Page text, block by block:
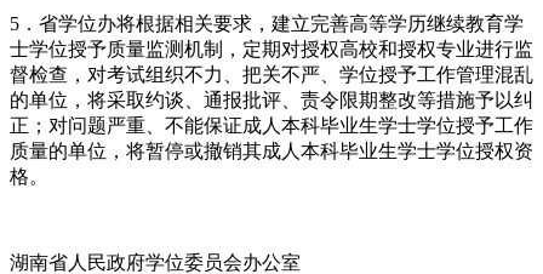
5．省学位办将根据相关要求，建立完善高等学历继续教育学
士学位授予质量监测机制，定期对授权高校和授权专业进行监
督检查，对考试组织不力、把关不严、学位授予工作管理混乱
的单位，将采取约谈、通报批评、责令限期整改等措施予以纠
正；对问题严重、不能保证成人本科毕业生学士学位授予工作
质量的单位，将暂停或撤销其成人本科毕业生学士学位授权资
格。
湖南省人民政府学位委员会办公室